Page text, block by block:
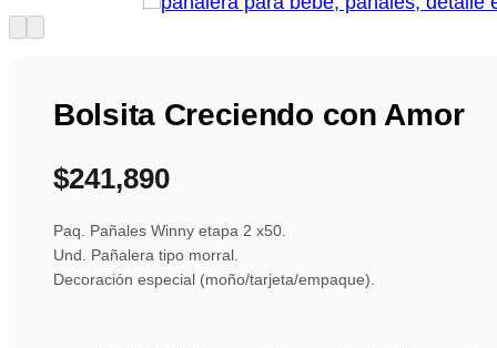
Bolsita Creciendo con Amor
$241,890
Paq. Pañales Winny etapa 2 x50.
Und. Pañalera tipo morral.
Decoración especial (moño/tarjeta/empaque).